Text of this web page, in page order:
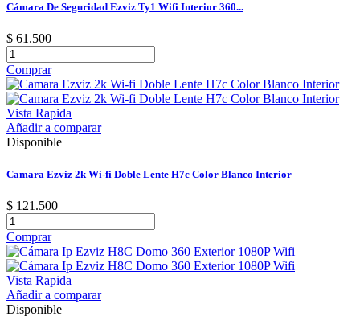
Cámara De Seguridad Ezviz Ty1 Wifi Interior 360...
$ 61.500
Comprar
Vista Rapida
Añadir a comparar
Disponible
Camara Ezviz 2k Wi-fi Doble Lente H7c Color Blanco Interior
$ 121.500
Comprar
Vista Rapida
Añadir a comparar
Disponible